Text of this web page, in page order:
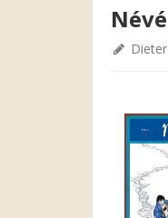
Névé
Dieter